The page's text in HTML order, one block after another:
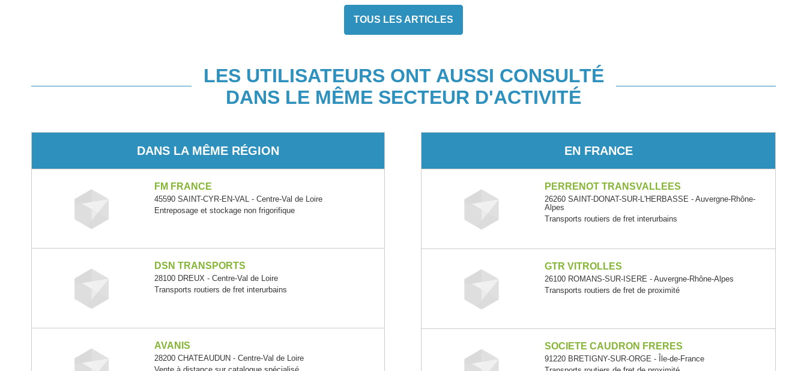
TOUS LES ARTICLES
LES UTILISATEURS ONT AUSSI CONSULTÉ
DANS LE MÊME SECTEUR D'ACTIVITÉ
DANS LA MÊME RÉGION
FM FRANCE
45590 SAINT-CYR-EN-VAL - Centre-Val de Loire
Entreposage et stockage non frigorifique
DSN TRANSPORTS
28100 DREUX - Centre-Val de Loire
Transports routiers de fret interurbains
AVANIS
28200 CHATEAUDUN - Centre-Val de Loire
EN FRANCE
PERRENOT TRANSVALLEES
26260 SAINT-DONAT-SUR-L'HERBASSE - Auvergne-Rhône-
Alpes
Transports routiers de fret interurbains
GTR VITROLLES
26100 ROMANS-SUR-ISERE - Auvergne-Rhône-Alpes
Transports routiers de fret de proximité
SOCIETE CAUDRON FRERES
91220 BRETIGNY-SUR-ORGE - Île-de-France